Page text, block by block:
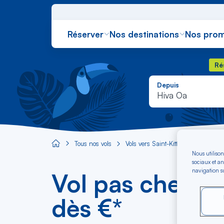
Réserver Nos destinations Nos
Depuis
Hiva Oa
Aircaraibes.com
Tous nos vols Vols vers Saint-Kitts-et-Nevis
Vol pas cher
dès €*
Nous
sociaux et
navigation